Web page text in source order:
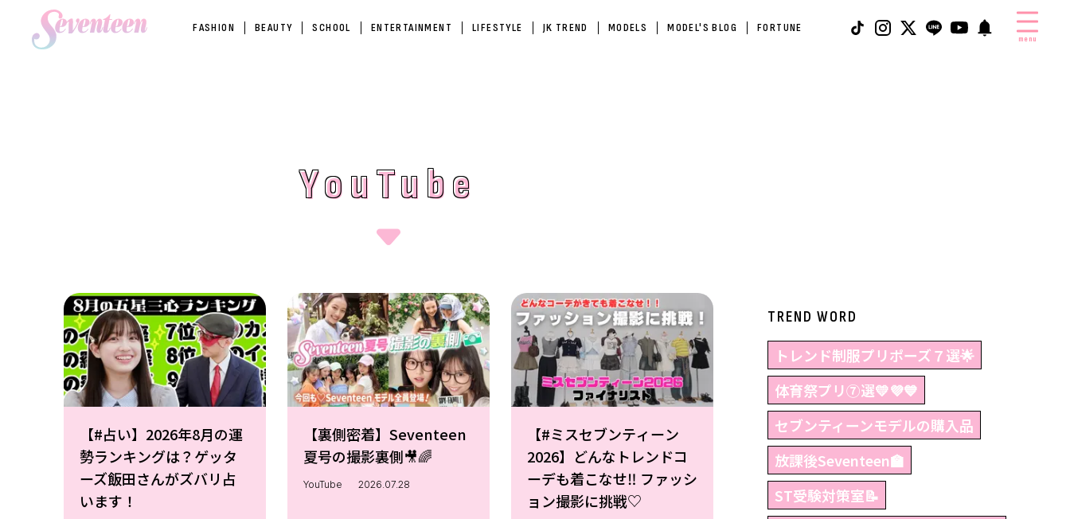
FASHION BEAUTY SCHOOL ENTERTAINMENT LIFESTYLE JK TREND MODELS MODEL'S BLOG FORTUNE
menu
YouTube
YouTube
【#占い】2026年8月の運
勢ランキングは？ゲッタ
ーズ飯田さんがズバリ占
います！
【裏側密着】Seventeen
夏号の撮影裏側🎥🌈
YouTube 2026.07.28
【#ミスセブンティーン
2026】どんなトレンドコ
ーデも着こなせ‼ ファッシ
ョン撮影に挑戦♡
TREND WORD
トレンド制服プリポーズ７選🌟
体育祭プリ⑦選💛💜💙
セブンティーンモデルの購入品
放課後Seventeen🏫
ST受験対策室📝